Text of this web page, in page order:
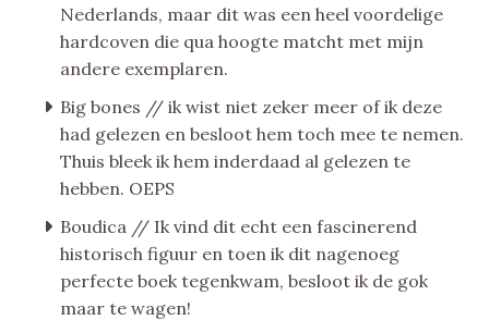
Nederlands, maar dit was een heel voordelige
hardcoven die qua hoogte matcht met mijn
andere exemplaren.
Big bones // ik wist niet zeker meer of ik deze
had gelezen en besloot hem toch mee te nemen.
Thuis bleek ik hem inderdaad al gelezen te
hebben. OEPS
Boudica // Ik vind dit echt een fascinerend
historisch figuur en toen ik dit nagenoeg
perfecte boek tegenkwam, besloot ik de gok
maar te wagen!